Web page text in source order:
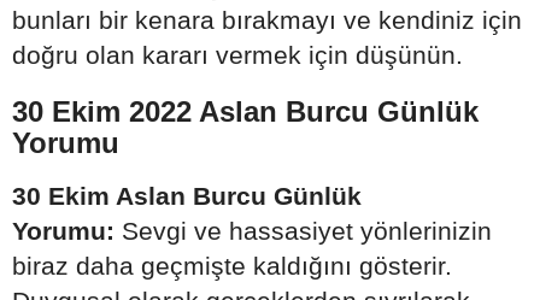
bunları bir kenara bırakmayı ve kendiniz için
doğru olan kararı vermek için düşünün.
30 Ekim 2022 Aslan Burcu Günlük
Yorumu
30 Ekim Aslan Burcu Günlük
Yorumu: Sevgi ve hassasiyet yönlerinizin
biraz daha geçmişte kaldığını gösterir.